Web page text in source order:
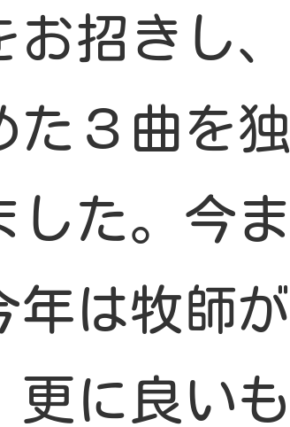
招きし、
た３曲を独
した。今ま
年は牧師が
更に良いも